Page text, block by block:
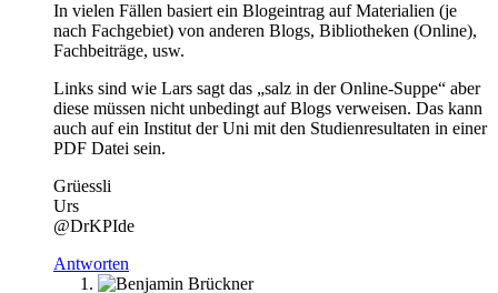
In vielen Fällen basiert ein Blogeintrag auf Materialien (je
nach Fachgebiet) von anderen Blogs, Bibliotheken (Online),
Fachbeiträge, usw.
Links sind wie Lars sagt das „salz in der Online-Suppe“ aber
diese müssen nicht unbedingt auf Blogs verweisen. Das kann
auch auf ein Institut der Uni mit den Studienresultaten in einer
PDF Datei sein.
Grüessli
Urs
@DrKPIde
Antworten